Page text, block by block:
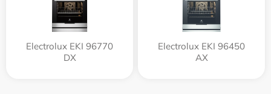
Electrolux EKI 96770
DX
Electrolux EKI 96450
AX